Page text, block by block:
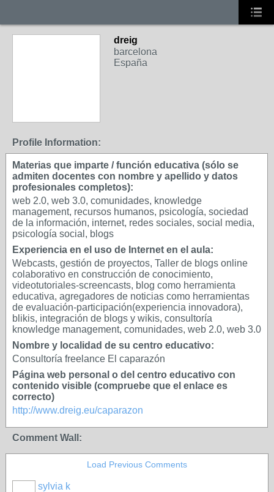
dreig
barcelona
España
Profile Information:
Materias que imparte / función educativa (sólo se
admiten docentes con nombre y apellido y datos
profesionales completos):
web 2.0, web 3.0, comunidades, knowledge
management, recursos humanos, psicología, sociedad
de la información, internet, redes sociales, social media,
psicología social, blogs
Experiencia en el uso de Internet en el aula:
Webcasts, gestión de proyectos, Taller de blogs online
colaborativo en construcción de conocimiento,
videotutoriales-screencasts, blog como herramienta
educativa, agregadores de noticias como herramientas
de evaluación-participación(experiencia innovadora),
blikis, integración de blogs y wikis, consultoría
knowledge management, comunidades, web 2.0, web 3.0
Nombre y localidad de su centro educativo:
Consultoría freelance El caparazón
Página web personal o del centro educativo con
contenido visible (compruebe que el enlace es
correcto)
http://www.dreig.eu/caparazon
Comment Wall:
Load Previous Comments
sylvia k